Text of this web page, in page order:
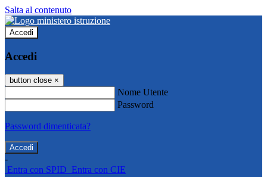
Salta al contenuto
Accedi
Accedi
button close ×
Nome Utente
Password
Password dimenticata?
-
Entra con SPID Entra con CIE